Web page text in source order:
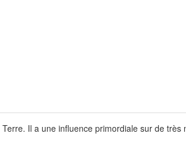
Il a une influence primordiale sur de